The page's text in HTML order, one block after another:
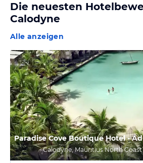
Die neuesten
Calodyne
Alle anzeigen
Calodyne, Mauritius North Coast